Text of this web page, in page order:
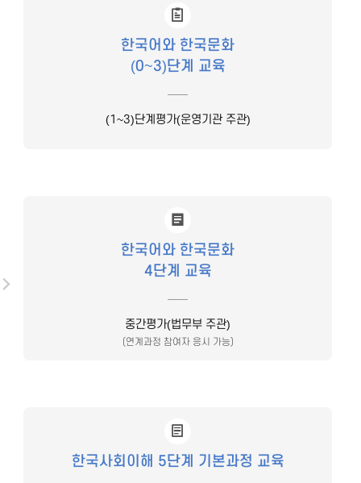
한국어와 한국문화
(0~3)단계 교육
(1~3)단계평가(운영기관 주관)
한국어와 한국문화
4단계 교육
중간평가(법무부 주관)
(연계과정 참여자 응시 가능)
한국사회이해 5단계 기본과정 교육